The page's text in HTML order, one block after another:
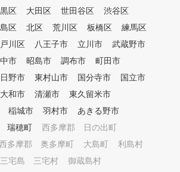
区 大田区 世田谷区
渋谷区
区 北区 荒川区 板橋区
練馬区
川区 八王子市 立川市
武蔵野市
市 昭島市 調布市
町田市
日野市 東村山市 国分寺市
国立市
和市 清瀬市
東久留米市
稲城市 羽村市
あきる野市
瑞穂町
西多摩郡 日の出町
多摩郡 奥多摩町 大島町
利島村
三宅島 三宅村
御蔵島村